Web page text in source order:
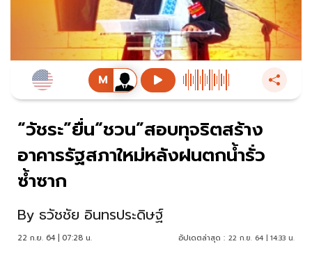
“วัชระ”ยื่น“ชวน”สอบทุจริตสร้าง
อาคารรัฐสภาใหม่หลังฝนตกน้ำรั่ว
ซ้ำซาก
By ธวัชชัย อินทรประดิษฐ์
22 ก.ย. 64 | 07:28 น. อัปเดตล่าสุด : 22 ก.ย. 64 | 14:33 น.